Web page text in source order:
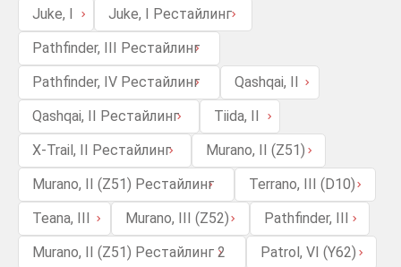
Juke, I
Juke, I Рестайлинг
Pathfinder, III Рестайлинг
Pathfinder, IV Рестайлинг
Qashqai, II
Qashqai, II Рестайлинг
Tiida, II
X-Trail, II Рестайлинг
Murano, II (Z51)
Murano, II (Z51) Рестайлинг
Terrano, III (D10)
Teana, III
Murano, III (Z52)
Pathfinder, III
Murano, II (Z51) Рестайлинг 2
Patrol, VI (Y62)